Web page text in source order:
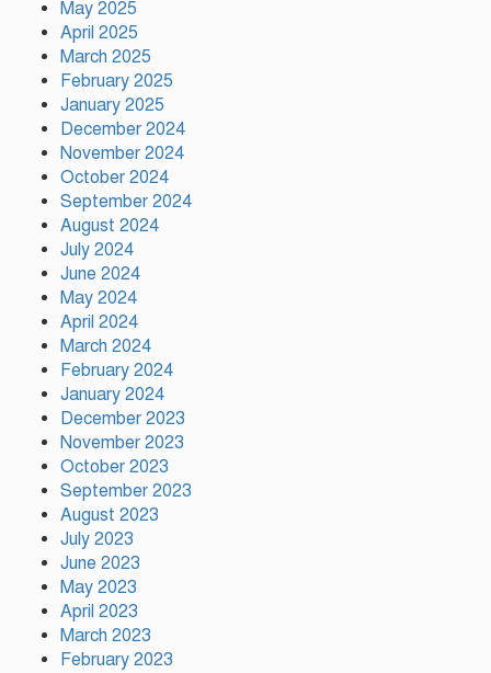
May 2025
April 2025
March 2025
February 2025
January 2025
December 2024
November 2024
October 2024
September 2024
August 2024
July 2024
June 2024
May 2024
April 2024
March 2024
February 2024
January 2024
December 2023
November 2023
October 2023
September 2023
August 2023
July 2023
June 2023
May 2023
April 2023
March 2023
February 2023